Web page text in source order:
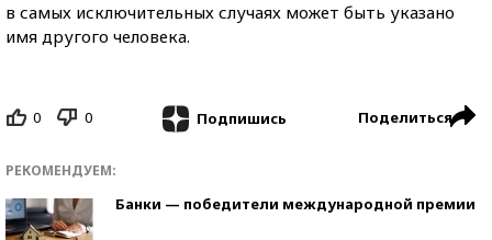
в самых исключительных случаях может быть указано
имя другого человека.
0 0 Подпишись Поделиться
РЕКОМЕНДУЕМ:
Банки — победители международной премии